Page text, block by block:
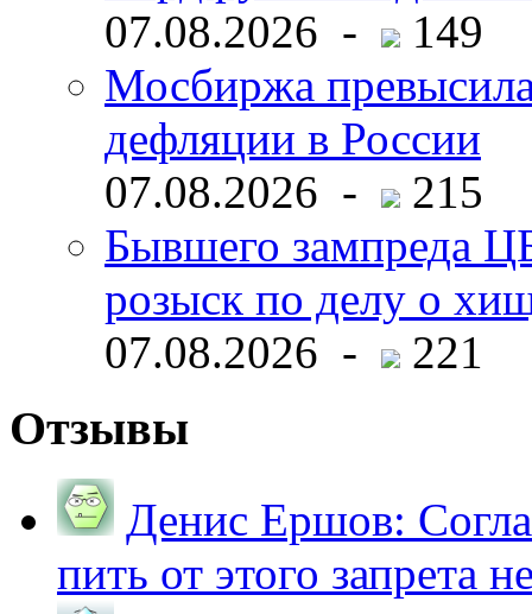
07.08.2026 -
149
Мосбиржа
дефляции в России
07.08.2026 -
215
Бывшего зампреда
розыск по делу о
07.08.2026 -
221
Отзывы
Денис Ершов:
пить от этого запрета